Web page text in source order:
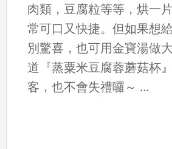
肉類，豆腐粒等等，烘一
常可口又快捷。但如果想
別驚喜，也可用金寶湯做
道『蒸粟米豆腐蓉蘑菇杯
客，也不會失禮囉～ ...